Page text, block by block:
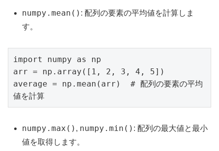
numpy.mean() : 配列の要素の平均値を計算しま
す。
import numpy as np
arr = np.array([1, 2, 3, 4, 5])
average = np.mean(arr)  # 配列の要素の平均
値を計算
numpy.max() , numpy.min() : 配列の最大値と最小
値を取得します。